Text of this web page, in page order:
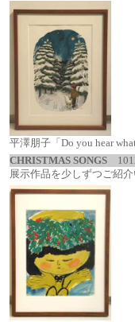
平澤朋子「Do you hear
CHRISTMAS SONGS
展示作品を少しずつご紹